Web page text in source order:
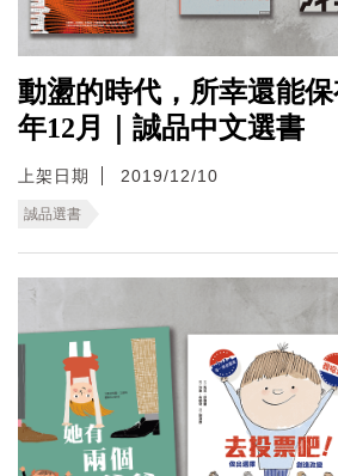
動盪的時代，所幸還能
年12月｜誠品中文選書
上架日期 2019/12/10
誠品選書